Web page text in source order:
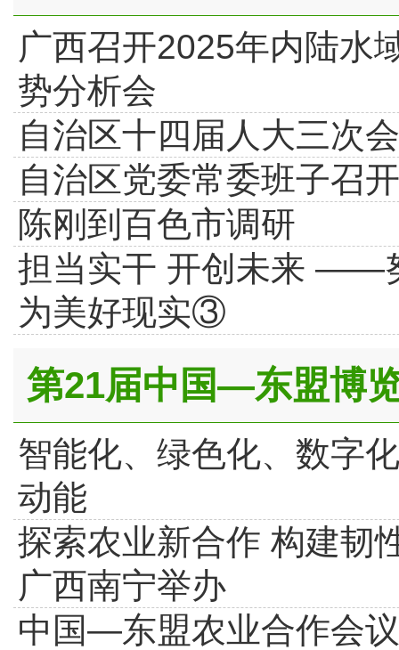
广西召开2025年内陆水
势分析会
自治区十四届人大三次
自治区党委常委班子召
陈刚到百色市调研
担当实干 开创未来 ——
为美好现实③
第21届中国—东盟博
智能化、绿色化、数字
动能
探索农业新合作 构建
广西南宁举办
中国—东盟农业合作会